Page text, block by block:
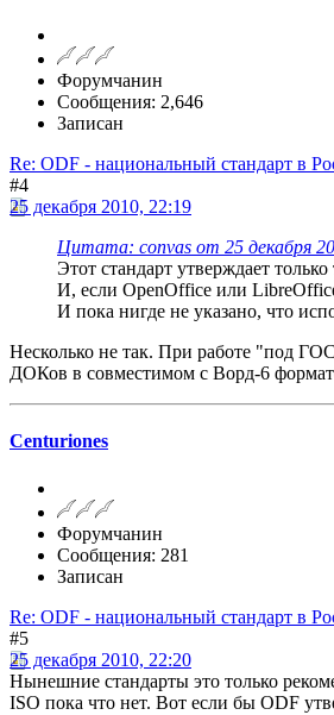
Форумчанин
Сообщения: 2,646
Записан
Re: ODF - национальный стандарт в
#4
25 декабря 2010, 22:19
Цитата: convas от 25 декабря
Этот стандарт утверждает
И, если OpenOffice или LibreOffice
И пока нигде не указано, что
Несколько не так. При работе "под
ДОКов в совместимом с Ворд-6
Centuriones
Форумчанин
Сообщения: 281
Записан
Re: ODF - национальный стандарт в
#5
25 декабря 2010, 22:20
Нынешние стандарты это только
ISO пока что нет. Вот если бы ODF